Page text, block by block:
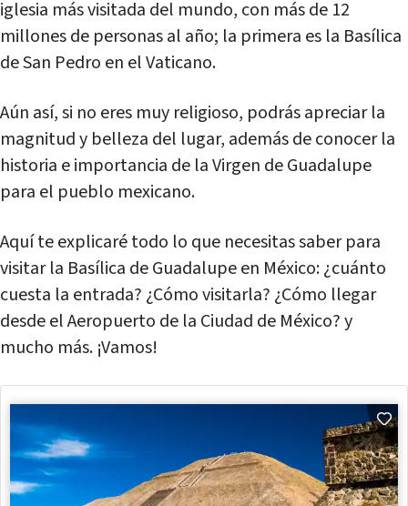
iglesia más visitada del mundo, con más de 12
millones de personas al año; la primera es la Basílica
de San Pedro en el Vaticano.
Aún así, si no eres muy religioso, podrás apreciar la
magnitud y belleza del lugar, además de conocer la
historia e importancia de la Virgen de Guadalupe
para el pueblo mexicano.
Aquí te explicaré todo lo que necesitas saber para
visitar la Basílica de Guadalupe en México: ¿cuánto
cuesta la entrada? ¿Cómo visitarla? ¿Cómo llegar
desde el Aeropuerto de la Ciudad de México? y
mucho más. ¡Vamos!